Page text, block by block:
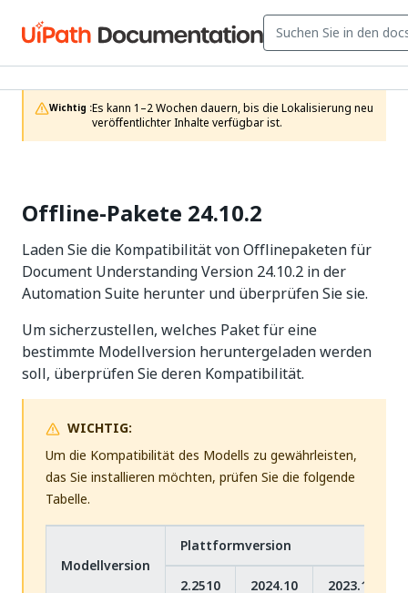
Wichtig :Es kann 1–2 Wochen dauern, bis die Lokalisierung neu
veröffentlichter Inhalte verfügbar ist.
Offline-Pakete 24.10.2
Laden Sie die Kompatibilität von Offlinepaketen für
Document Understanding Version 24.10.2 in der
Automation Suite herunter und überprüfen Sie sie.
Um sicherzustellen, welches Paket für eine
bestimmte Modellversion heruntergeladen werden
soll, überprüfen Sie deren Kompatibilität.
WICHTIG:
Um die Kompatibilität des Modells zu gewährleisten,
das Sie installieren möchten, prüfen Sie die folgende
Tabelle.
Modellversion
Plattformversion
2.2510 2024.10 2023.10